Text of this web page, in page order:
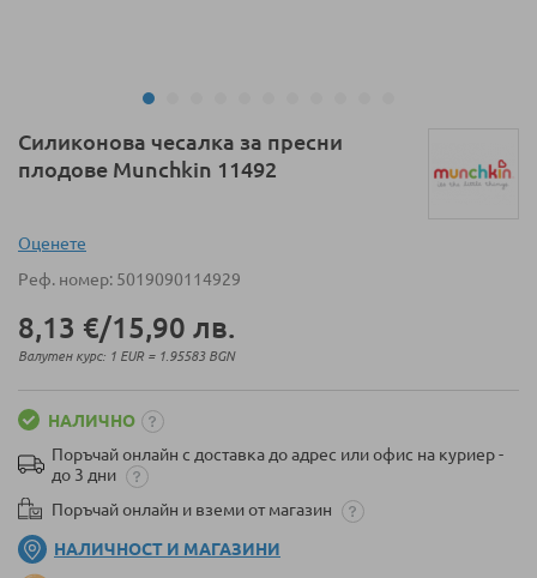
Преминете
към
началото
галерия
снимки
Силиконова чесалка за пресни
плодове Munchkin 11492
Оценeте
Реф. номер 5019090114929
8,13 €/15,90 лв.
Валутен курс: 1 EUR = 1.95583 BGN
НАЛИЧНО
Поръчай онлайн с доставка до адрес или офис на куриер -
до 3 дни
Поръчай онлайн и вземи от магазин
НАЛИЧНОСТ И МАГАЗИНИ